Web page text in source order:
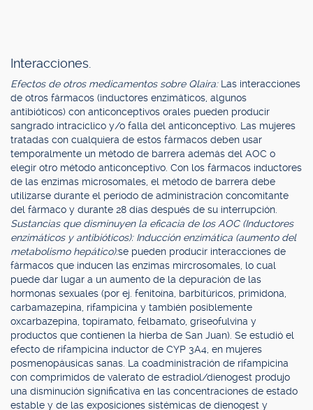
Interacciones.
Efectos de otros medicamentos sobre Qlaira: Las interacciones
de otros fármacos (inductores enzimáticos, algunos
antibióticos) con anticonceptivos orales pueden producir
sangrado intracíclico y/o falla del anticonceptivo. Las mujeres
tratadas con cualquiera de estos fármacos deben usar
temporalmente un método de barrera además del AOC o
elegir otro método anticonceptivo. Con los fármacos inductores
de las enzimas microsomales, el método de barrera debe
utilizarse durante el período de administración concomitante
del fármaco y durante 28 días después de su interrupción.
Sustancias que disminuyen la eficacia de los AOC (Inductores
enzimáticos y antibióticos): Inducción enzimática (aumento del
metabolismo hepático):se pueden producir interacciones de
fármacos que inducen las enzimas mircrosomales, lo cual
puede dar lugar a un aumento de la depuración de las
hormonas sexuales (por ej. fenitoína, barbitúricos, primidona,
carbamazepina, rifampicina y también posiblemente
oxcarbazepina, topiramato, felbamato, griseofulvina y
productos que contienen la hierba de San Juan). Se estudió el
efecto de rifampicina inductor de CYP 3A4, en mujeres
posmenopáusicas sanas. La coadministración de rifampicina
con comprimidos de valerato de estradiol/dienogest produjo
una disminución significativa en las concentraciones de estado
estable y de las exposiciones sistémicas de dienogest y